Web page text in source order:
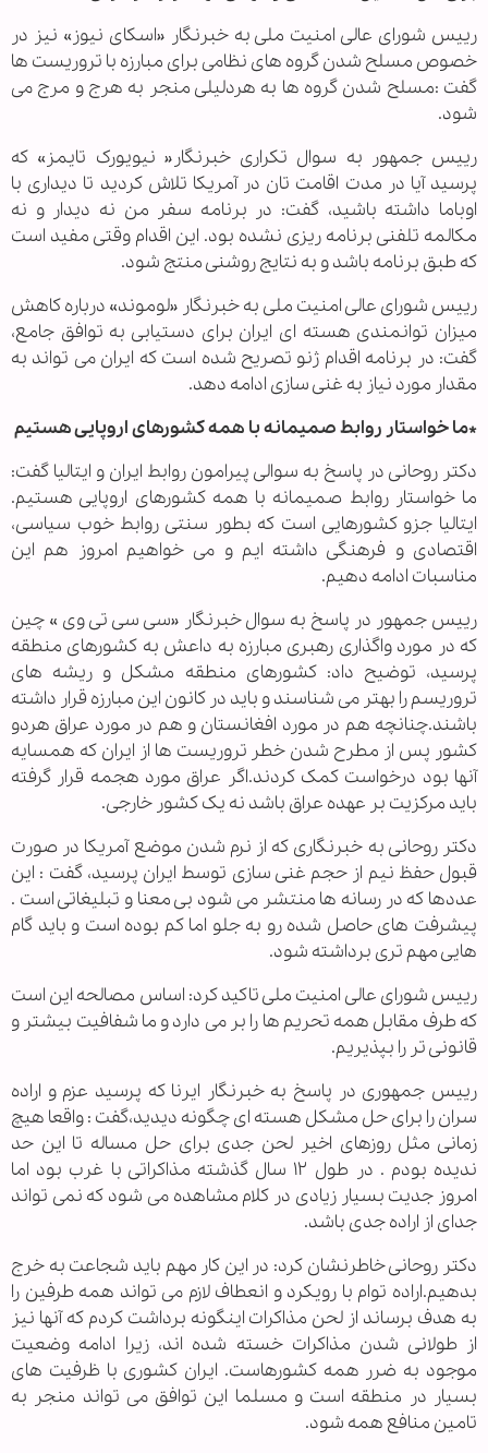
رییس شورای عالی امنیت ملی به خبرنگار «اسکای نیوز» نیز در
خصوص مسلح شدن گروه های نظامی برای مبارزه با تروریست ها
گفت :مسلح شدن گروه ها به هردلیلی منجر به هرج و مرج می
شود.
رییس جمهور به سوال تکراری خبرنگار« نیویورک تایمز» که
پرسید آیا در مدت اقامت تان در آمریکا تلاش کردید تا دیداری با
اوباما داشته باشید، گفت: در برنامه سفر من نه دیدار و نه
مکالمه تلفنی برنامه ریزی نشده بود. این اقدام وقتی مفید است
که طبق برنامه باشد و به نتایج روشنی منتج شود.
رییس شورای عالی امنیت ملی به خبرنگار «لوموند» درباره کاهش
میزان توانمندی هسته ای ایران برای دستیابی به توافق جامع،
گفت: در برنامه اقدام ژنو تصریح شده است که ایران می تواند به
مقدار مورد نیاز به غنی سازی ادامه دهد.
*ما خواستار روابط صمیمانه با همه کشورهای اروپایی هستیم
دکتر روحانی در پاسخ به سوالی پیرامون روابط ایران و ایتالیا گفت:
ما خواستار روابط صمیمانه با همه کشورهای اروپایی هستیم.
ایتالیا جزو کشورهایی است که بطور سنتی روابط خوب سیاسی،
اقتصادی و فرهنگی داشته ایم و می خواهیم امروز هم این
مناسبات ادامه دهیم.
رییس جمهور در پاسخ به سوال خبرنگار «سی سی تی وی » چین
که در مورد واگذاری رهبری مبارزه به داعش به کشورهای منطقه
پرسید، توضیح داد: کشورهای منطقه مشکل و ریشه های
تروریسم را بهتر می شناسند و باید در کانون این مبارزه قرار داشته
باشند.چنانچه هم در مورد افغانستان و هم در مورد عراق هردو
کشور پس از مطرح شدن خطر تروریست ها از ایران که همسایه
آنها بود درخواست کمک کردند.اگر عراق مورد هجمه قرار گرفته
باید مرکزیت بر عهده عراق باشد نه یک کشور خارجی.
دکتر روحانی به خبرنگاری که از نرم شدن موضع آمریکا در صورت
قبول حفظ نیم از حجم غنی سازی توسط ایران پرسید، گفت : این
عددها که در رسانه ها منتشر می شود بی معنا و تبلیغاتی است .
پیشرفت های حاصل شده رو به جلو اما کم بوده است و باید گام
هایی مهم تری برداشته شود.
رییس شورای عالی امنیت ملی تاکید کرد: اساس مصالحه این است
که طرف مقابل همه تحریم ها را بر می دارد و ما شفافیت بیشتر و
قانونی تر را بپذیریم.
رییس جمهوری در پاسخ به خبرنگار ایرنا که پرسید عزم و اراده
سران را برای حل مشکل هسته ای چگونه دیدید،گفت : واقعا هیچ
زمانی مثل روزهای اخیر لحن جدی برای حل مساله تا این حد
ندیده بودم . در طول ۱۲ سال گذشته مذاکراتی با غرب بود اما
امروز جدیت بسیار زیادی در کلام مشاهده می شود که نمی تواند
جدای از اراده جدی باشد.
دکتر روحانی خاطرنشان کرد: در این کار مهم باید شجاعت به خرج
بدهیم.اراده توام با رویکرد و انعطاف لازم می تواند همه طرفین را
به هدف برساند از لحن مذاکرات اینگونه برداشت کردم که آنها نیز
از طولانی شدن مذاکرات خسته شده اند، زیرا ادامه وضعیت
موجود به ضرر همه کشورهاست. ایران کشوری با ظرفیت های
بسیار در منطقه است و مسلما این توافق می تواند منجر به
تامین منافع همه شود.